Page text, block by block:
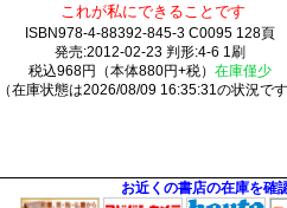
これが私にできることです
ISBN978-4-88392-845-3 C0095 128頁
発売:2012-02-23 判形:4-6 1刷
税込968円（本体880円+税） 在庫僅少
（在庫状態は2026/08/09 16:35:31の状況です
お近くの書店の在庫を確